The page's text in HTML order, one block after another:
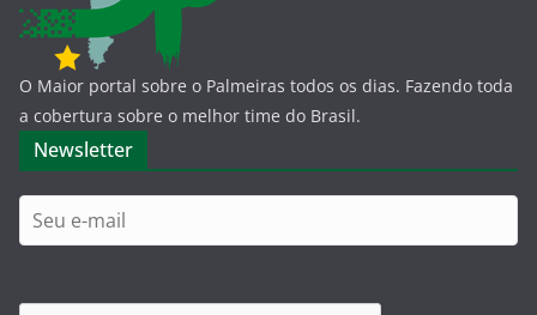
O Maior portal sobre o Palmeiras todos os dias. Fazendo toda
a cobertura sobre o melhor time do Brasil.
Newsletter